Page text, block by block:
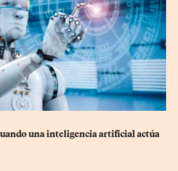
una inteligencia artificial actúa